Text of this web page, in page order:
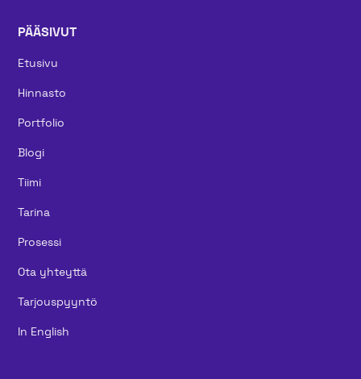
PÄÄSIVUT
Etusivu
Hinnasto
Portfolio
Blogi
Tiimi
Tarina
Prosessi
Ota yhteyttä
Tarjouspyyntö
In English